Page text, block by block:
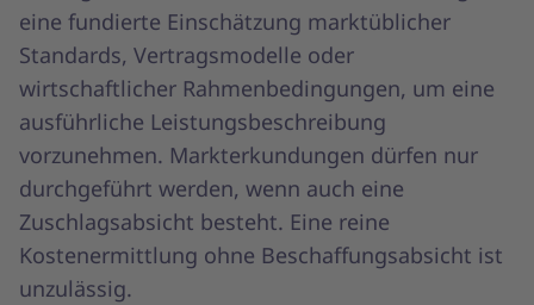
eine fundierte Einschätzung marktüblicher
Standards, Vertragsmodelle oder
wirtschaftlicher Rahmenbedingungen, um eine
ausführliche Leistungsbeschreibung
vorzunehmen. Markterkundungen dürfen nur
durchgeführt werden, wenn auch eine
Zuschlagsabsicht besteht. Eine reine
Kostenermittlung ohne Beschaffungsabsicht ist
unzulässig.